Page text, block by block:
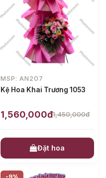
MSP: AN207
Kệ Hoa Khai Trương 1053
1,560,000đ1,450,000đ
Đặt hoa